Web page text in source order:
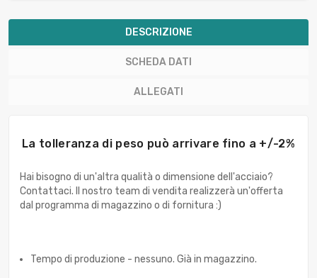
DESCRIZIONE
SCHEDA DATI
ALLEGATI
La tolleranza di peso può arrivare fino a +/-2%
Hai bisogno di un'altra qualità o dimensione dell'acciaio?
Contattaci. Il nostro team di vendita realizzerà un'offerta
dal programma di magazzino o di fornitura :)
Tempo di produzione - nessuno. Già in magazzino.